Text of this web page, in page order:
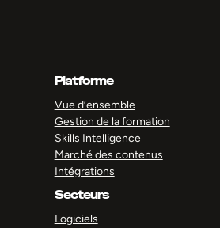
Platforme
Vue d’ensemble
Gestion de la formation
Skills Intelligence
Marché des contenus
Intégrations
Secteurs
Logiciels